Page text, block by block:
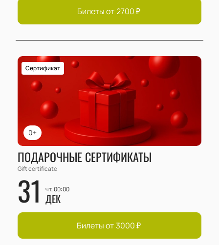
Билеты от 2700₽
0+
Сертификат
ПОДАРОЧНЫЕ СЕРТИФИКАТЫ
Gift certificate
31 чт, 00:00
ДЕК
Билеты от 3000₽